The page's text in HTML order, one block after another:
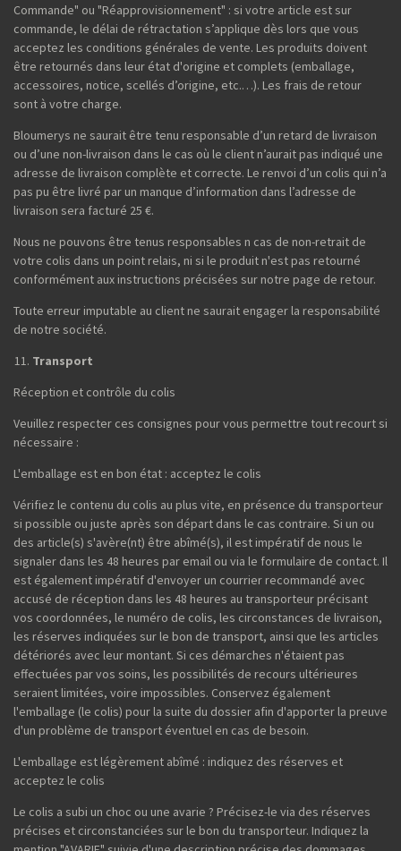
Commande" ou "Réapprovisionnement" : si votre article est sur
commande, le délai de rétractation s’applique dès lors que vous
acceptez les conditions générales de vente. Les produits doivent
être retournés dans leur état d'origine et complets (emballage,
accessoires, notice, scellés d’origine, etc.…). Les frais de retour
sont à votre charge.
Bloumerys ne saurait être tenu responsable d’un retard de livraison
ou d’une non-livraison dans le cas où le client n’aurait pas indiqué une
adresse de livraison complète et correcte. Le renvoi d’un colis qui n’a
pas pu être livré par un manque d’information dans l’adresse de
livraison sera facturé 25 €.
Nous ne pouvons être tenus responsables n cas de non-retrait de
votre colis dans un point relais, ni si le produit n'est pas retourné
conformément aux instructions précisées sur notre page de retour.
Toute erreur imputable au client ne saurait engager la responsabilité
de notre société.
Transport
Réception et contrôle du colis
Veuillez respecter ces consignes pour vous permettre tout recourt si
nécessaire :
L'emballage est en bon état : acceptez le colis
Vérifiez le contenu du colis au plus vite, en présence du transporteur
si possible ou juste après son départ dans le cas contraire. Si un ou
des article(s) s'avère(nt) être abîmé(s), il est impératif de nous le
signaler dans les 48 heures par email ou via le formulaire de contact. Il
est également impératif d'envoyer un courrier recommandé avec
accusé de réception dans les 48 heures au transporteur précisant
vos coordonnées, le numéro de colis, les circonstances de livraison,
les réserves indiquées sur le bon de transport, ainsi que les articles
détériorés avec leur montant. Si ces démarches n'étaient pas
effectuées par vos soins, les possibilités de recours ultérieures
seraient limitées, voire impossibles. Conservez également
l'emballage (le colis) pour la suite du dossier afin d'apporter la preuve
d'un problème de transport éventuel en cas de besoin.
L'emballage est légèrement abîmé : indiquez des réserves et
acceptez le colis
Le colis a subi un choc ou une avarie ? Précisez-le via des réserves
précises et circonstanciées sur le bon du transporteur. Indiquez la